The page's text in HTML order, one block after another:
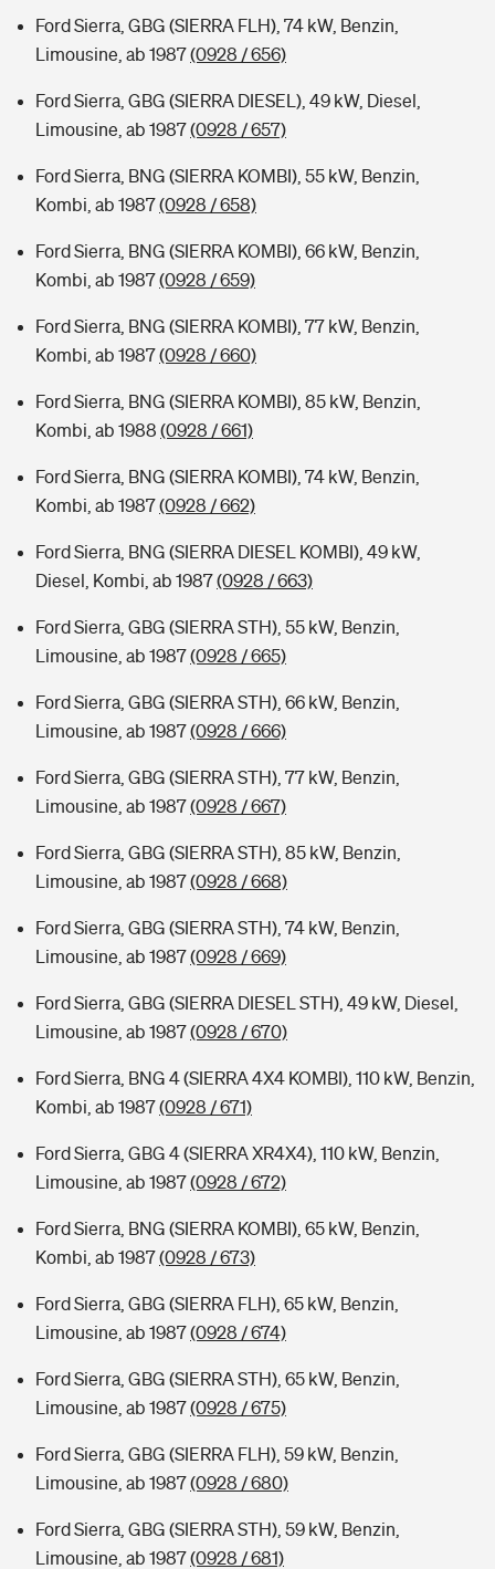
Ford Sierra, GBG (SIERRA FLH), 74 kW, Benzin,
Limousine, ab 1987(0928 / 656)
Ford Sierra, GBG (SIERRA DIESEL), 49 kW, Diesel,
Limousine, ab 1987(0928 / 657)
Ford Sierra, BNG (SIERRA KOMBI), 55 kW, Benzin,
Kombi, ab 1987(0928 / 658)
Ford Sierra, BNG (SIERRA KOMBI), 66 kW, Benzin,
Kombi, ab 1987(0928 / 659)
Ford Sierra, BNG (SIERRA KOMBI), 77 kW, Benzin,
Kombi, ab 1987(0928 / 660)
Ford Sierra, BNG (SIERRA KOMBI), 85 kW, Benzin,
Kombi, ab 1988 (0928 / 661)
Ford Sierra, BNG (SIERRA KOMBI), 74 kW, Benzin,
Kombi, ab 1987(0928 / 662)
Ford Sierra, BNG (SIERRA DIESEL KOMBI), 49 kW,
Diesel, Kombi, ab 1987(0928 / 663)
Ford Sierra, GBG (SIERRA STH), 55 kW, Benzin,
Limousine, ab 1987(0928 / 665)
Ford Sierra, GBG (SIERRA STH), 66 kW, Benzin,
Limousine, ab 1987(0928 / 666)
Ford Sierra, GBG (SIERRA STH), 77 kW, Benzin,
Limousine, ab 1987(0928 / 667)
Ford Sierra, GBG (SIERRA STH), 85 kW, Benzin,
Limousine, ab 1987(0928 / 668)
Ford Sierra, GBG (SIERRA STH), 74 kW, Benzin,
Limousine, ab 1987(0928 / 669)
Ford Sierra, GBG (SIERRA DIESEL STH), 49 kW, Diesel,
Limousine, ab 1987(0928 / 670)
Ford Sierra, BNG 4 (SIERRA 4X4 KOMBI), 110 kW, Benzin,
Kombi, ab 1987(0928 / 671)
Ford Sierra, GBG 4 (SIERRA XR4X4), 110 kW, Benzin,
Limousine, ab 1987(0928 / 672)
Ford Sierra, BNG (SIERRA KOMBI), 65 kW, Benzin,
Kombi, ab 1987(0928 / 673)
Ford Sierra, GBG (SIERRA FLH), 65 kW, Benzin,
Limousine, ab 1987(0928 / 674)
Ford Sierra, GBG (SIERRA STH), 65 kW, Benzin,
Limousine, ab 1987(0928 / 675)
Ford Sierra, GBG (SIERRA FLH), 59 kW, Benzin,
Limousine, ab 1987(0928 / 680)
Ford Sierra, GBG (SIERRA STH), 59 kW, Benzin,
Limousine, ab 1987(0928 / 681)